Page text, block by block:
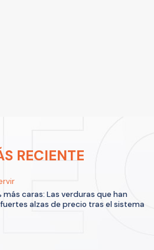
RECIENTE
más caras: Las verduras que han
alzas de precio tras el sistema